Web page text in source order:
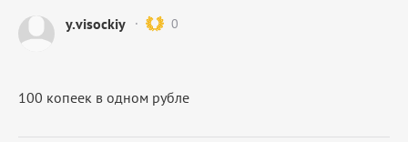
y.visockiy 0
100 копеек в одном рубле